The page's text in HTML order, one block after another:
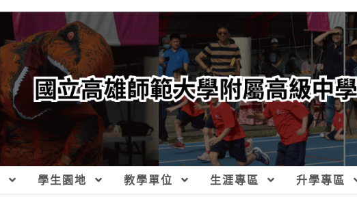
學生園地 教學單位 生涯專區 升學專區